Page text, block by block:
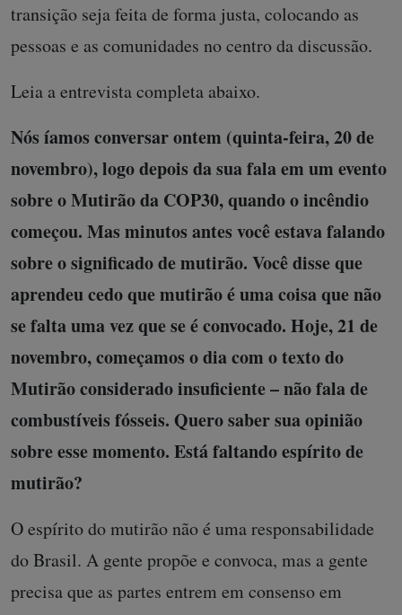
transição seja feita de forma justa, colocando as
pessoas e as comunidades no centro da discussão.
Leia a entrevista completa abaixo.
Nós íamos conversar ontem (quinta-feira, 20 de
novembro), logo depois da sua fala em um evento
sobre o Mutirão da COP30, quando o incêndio
começou. Mas minutos antes você estava falando
sobre o significado de mutirão. Você disse que
aprendeu cedo que mutirão é uma coisa que não
se falta uma vez que se é convocado. Hoje, 21 de
novembro, começamos o dia com o texto do
Mutirão considerado insuficiente – não fala de
combustíveis fósseis. Quero saber sua opinião
sobre esse momento. Está faltando espírito de
mutirão?
O espírito do mutirão não é uma responsabilidade
do Brasil. A gente propõe e convoca, mas a gente
precisa que as partes entrem em consenso em